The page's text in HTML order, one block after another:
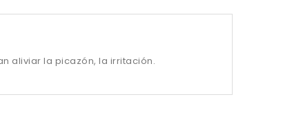
aliviar la picazón, la irritación.